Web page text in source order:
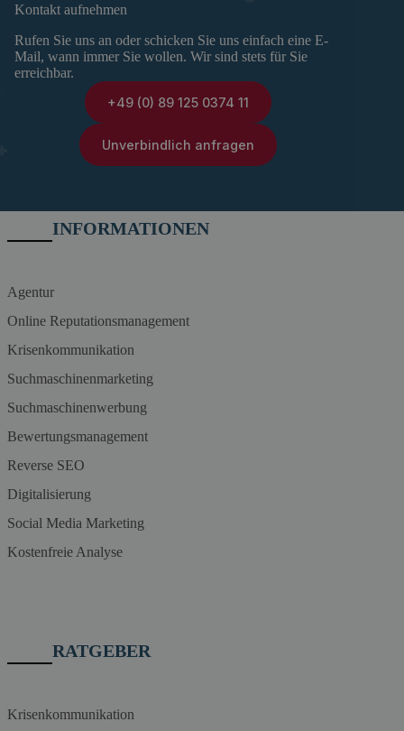
Kontakt aufnehmen
Rufen Sie uns an oder schicken Sie uns einfach eine E-
Mail, wann immer Sie wollen. Wir sind stets für Sie
erreichbar.
+49 (0) 89 125 0374 11
Unverbindlich anfragen
INFORMATIONEN
Agentur
Online Reputationsmanagement
Krisenkommunikation
Suchmaschinenmarketing
Suchmaschinenwerbung
Bewertungsmanagement
Reverse SEO
Digitalisierung
Social Media Marketing
Kostenfreie Analyse
RATGEBER
Krisenkommunikation